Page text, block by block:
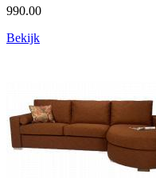
990.00
Bekijk